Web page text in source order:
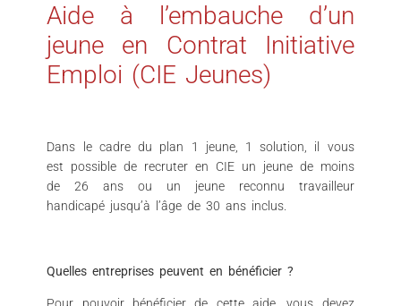
Aide à l’embauche d’un
jeune en Contrat Initiative
Emploi (CIE Jeunes)
Dans le cadre du plan 1 jeune, 1 solution, il vous
est possible de recruter en CIE un jeune de moins
de 26 ans ou un jeune reconnu travailleur
handicapé jusqu’à l’âge de 30 ans inclus.
Quelles entreprises peuvent en bénéficier ?